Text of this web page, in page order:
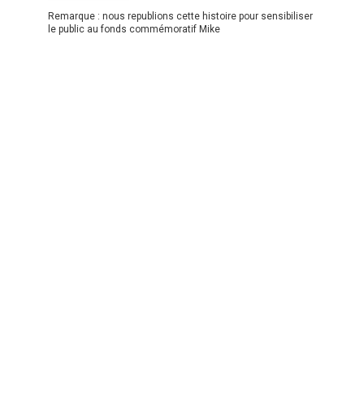
Remarque : nous republions cette histoire pour sensibiliser
le public au fonds commémoratif Mike